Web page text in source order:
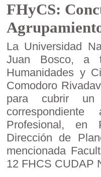
FHyCS:
La Universidad
Juan Bosco, a
Humanidades y
Comodoro
para cubrir
Profesional, en
Dirección de
mencionada
12 FHCS CUDAP